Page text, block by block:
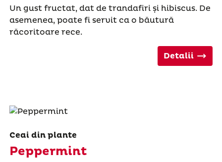
Un gust fructat, dat de trandafiri și hibiscus. De
asemenea, poate fi servit ca o băutură
răcoritoare rece.
Detalii
Ceai din plante
Peppermint